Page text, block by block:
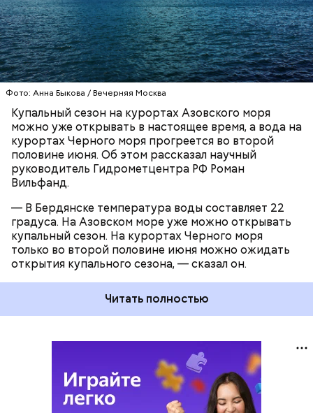
Фото: Анна Быкова / Вечерняя Москва
Купальный сезон на курортах Азовского моря
можно уже открывать в настоящее время, а вода на
курортах Черного моря прогреется во второй
половине июня. Об этом рассказал научный
руководитель Гидрометцентра РФ Роман
Вильфанд.
— В Бердянске температура воды составляет 22
градуса. На Азовском море уже можно открывать
купальный сезон. На курортах Черного моря
только во второй половине июня можно ожидать
открытия купального сезона, — сказал он.
тепла, в Туапсе — до 18 градусов, а в Евпатории —
до 19 градусов.
Читать полностью
ЧЕРНОЕ МОРЕ
ПОГОДА
КУПАЛЬНЫЙ СЕЗОН